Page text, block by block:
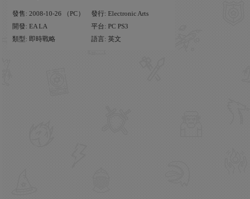
發售: 2008-10-26 （PC）
發行: Electronic Arts
開發: EA LA
平台: PC PS3
類型: 即時戰略
語言: 英文